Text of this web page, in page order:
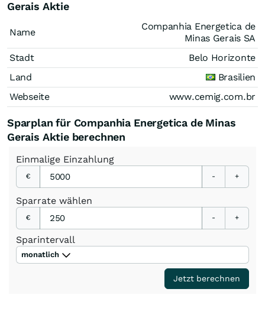
Gerais Aktie
Name
Companhia Energetica de
Minas Gerais SA
Stadt
Belo Horizonte
Land
Brasilien
Webseite
www.cemig.com.br
Sparplan für Companhia Energetica de Minas
Gerais Aktie berechnen
Einmalige Einzahlung
€ - +
Sparrate wählen
€ - +
Sparintervall
monatlich
Jetzt berechnen